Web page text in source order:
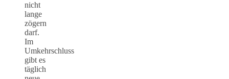
nicht
lange
zögern
darf.
Im
Umkehrschluss
gibt es
täglich